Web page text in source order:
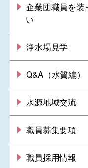
企業団職員を装
い
浄水場見学
Q&A（水質編）
水源地域交流
職員募集要項
職員採用情報